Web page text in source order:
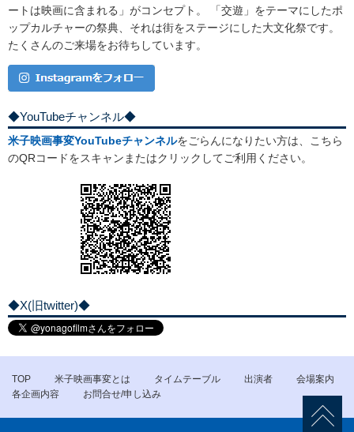
ートは映画に含まれる」がコンセプト。 「交遊」をテーマにしたポ
ップカルチャーの祭典、それは街をステージにした大文化祭です。
たくさんのご来場をお待ちしています。
◆YouTubeチャンネル◆
米子映画事変YouTubeチャンネルをごらんになりたい方は、こちら
のQRコードをスキャンまたはクリックしてご利用ください。
◆X(旧twitter)◆
TOP 米子映画事変とは タイムテーブル 出演者
会場案内
各企画内容
お問合せ/申し込み